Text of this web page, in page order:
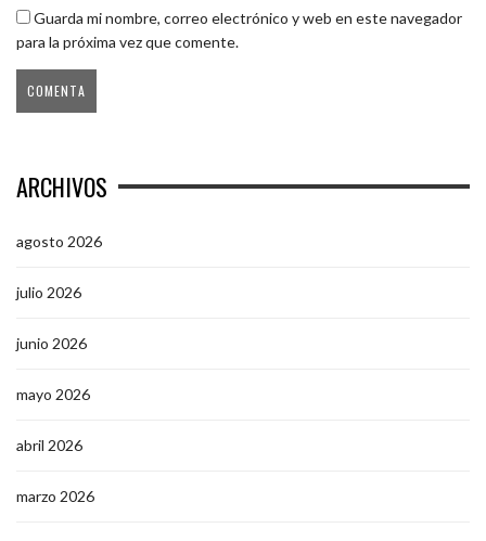
Guarda mi nombre, correo electrónico y web en este navegador
para la próxima vez que comente.
ARCHIVOS
agosto 2026
julio 2026
junio 2026
mayo 2026
abril 2026
marzo 2026